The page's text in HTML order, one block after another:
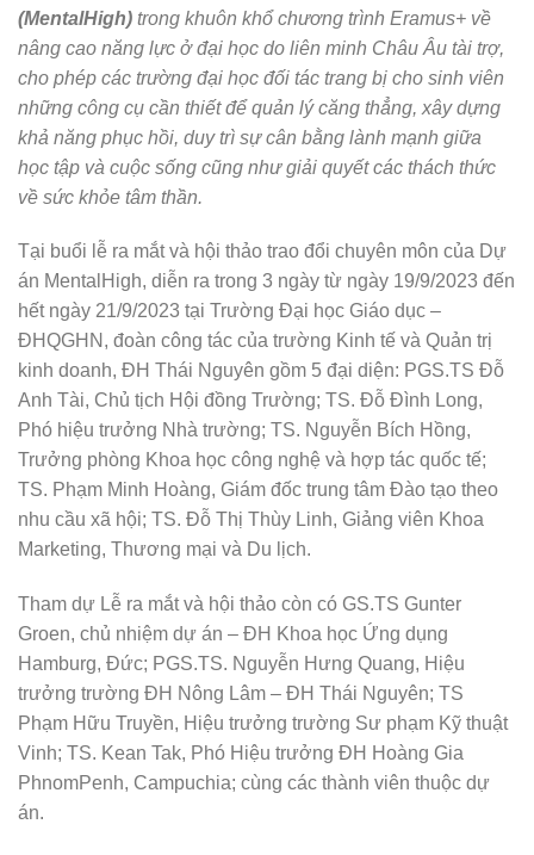
(MentalHigh) trong khuôn khổ chương trình Eramus+ về
nâng cao năng lực ở đại học do liên minh Châu Âu tài trợ,
cho phép các trường đại học đối tác trang bị cho sinh viên
những công cụ cần thiết để quản lý căng thẳng, xây dựng
khả năng phục hồi, duy trì sự cân bằng lành mạnh giữa
học tập và cuộc sống cũng như giải quyết các thách thức
về sức khỏe tâm thần.
Tại buổi lễ ra mắt và hội thảo trao đổi chuyên môn của Dự
án MentalHigh, diễn ra trong 3 ngày từ ngày 19/9/2023 đến
hết ngày 21/9/2023 tại Trường Đại học Giáo dục –
ĐHQGHN, đoàn công tác của trường Kinh tế và Quản trị
kinh doanh, ĐH Thái Nguyên gồm 5 đại diện: PGS.TS Đỗ
Anh Tài, Chủ tịch Hội đồng Trường; TS. Đỗ Đình Long,
Phó hiệu trưởng Nhà trường; TS. Nguyễn Bích Hồng,
Trưởng phòng Khoa học công nghệ và hợp tác quốc tế;
TS. Phạm Minh Hoàng, Giám đốc trung tâm Đào tạo theo
nhu cầu xã hội; TS. Đỗ Thị Thùy Linh, Giảng viên Khoa
Marketing, Thương mại và Du lịch.
Tham dự Lễ ra mắt và hội thảo còn có GS.TS Gunter
Groen, chủ nhiệm dự án – ĐH Khoa học Ứng dụng
Hamburg, Đức; PGS.TS. Nguyễn Hưng Quang, Hiệu
trưởng trường ĐH Nông Lâm – ĐH Thái Nguyên; TS
Phạm Hữu Truyền, Hiệu trưởng trường Sư phạm Kỹ thuật
Vinh; TS. Kean Tak, Phó Hiệu trưởng ĐH Hoàng Gia
PhnomPenh, Campuchia; cùng các thành viên thuộc dự
án.